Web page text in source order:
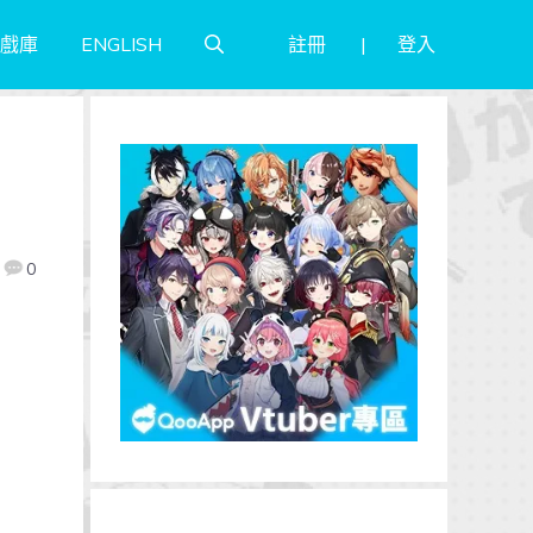
庫 ENGLISH 註冊 登入
0